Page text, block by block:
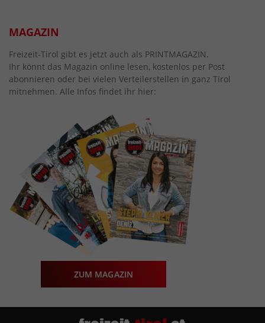
MAGAZIN
Freizeit-Tirol gibt es jetzt auch als PRINTMAGAZIN.
Ihr könnt das Magazin online lesen, kostenlos per Post
abonnieren oder bei vielen Verteilerstellen in ganz Tirol
mitnehmen. Alle Infos findet ihr hier:
ZUM MAGAZIN